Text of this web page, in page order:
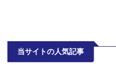
当サイトの人気記事